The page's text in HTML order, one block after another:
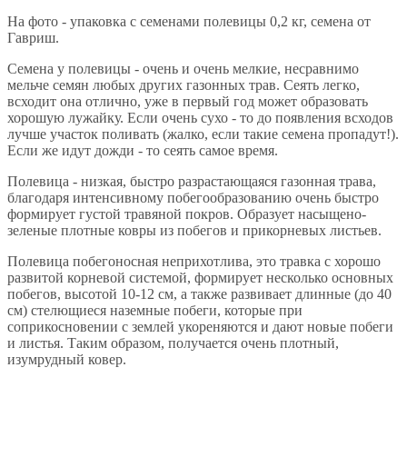
На фото - упаковка с семенами полевицы 0,2 кг, семена от
Гавриш.
Семена у полевицы - очень и очень мелкие, несравнимо
мельче семян любых других газонных трав. Сеять легко,
всходит она отлично, уже в первый год может образовать
хорошую лужайку. Если очень сухо - то до появления всходов
лучше участок поливать (жалко, если такие семена пропадут!).
Если же идут дожди - то сеять самое время.
Полевица - низкая, быстро разрастающаяся газонная трава,
благодаря интенсивному побегообразованию очень быстро
формирует густой травяной покров. Образует насыщено-
зеленые плотные ковры из побегов и прикорневых листьев.
Полевица побегоносная неприхотлива, это травка с хорошо
развитой корневой системой, формирует несколько основных
побегов, высотой 10-12 см, а также развивает длинные (до 40
см) стелющиеся наземные побеги, которые при
соприкосновении с землей укореняются и дают новые побеги
и листья. Таким образом, получается очень плотный,
изумрудный ковер.